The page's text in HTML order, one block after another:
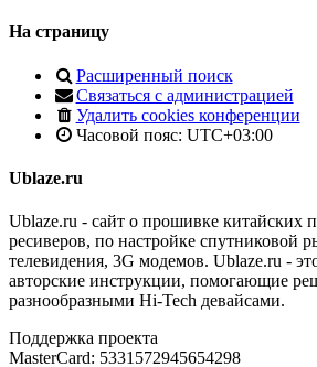
На страницу
Расширенный поиск
Связаться с администрацией
Удалить cookies конференции
Часовой пояс: UTC+03:00
Ublaze.ru
Ublaze.ru - сайт о прошивке китайских
ресиверов, по настройке спутниковой
телевидения, 3G модемов. Ublaze.ru -
авторские инструкции, помогающие
разнообразными Hi-Tech девайсами.
Поддержка проекта
MasterCard: 5331572945654298